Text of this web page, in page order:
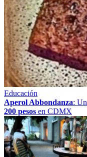
Educación
Aperol Abbondanza: Un
200 pesos en CDMX